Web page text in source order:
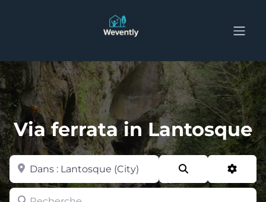
Via ferrata in Lantosque
Recherche
Zone